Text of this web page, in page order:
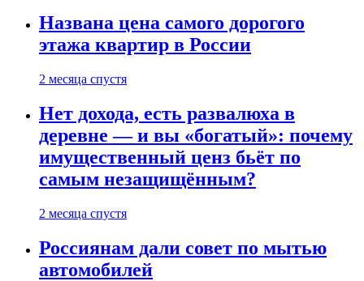
Названа цена самого дорогого
этажа квартир в России
2 месяца спустя
Нет дохода, есть развалюха в
деревне — и вы «богатый»: почему
имущественный ценз бьёт по
самым незащищённым?
2 месяца спустя
Россиянам дали совет по мытью
автомобилей